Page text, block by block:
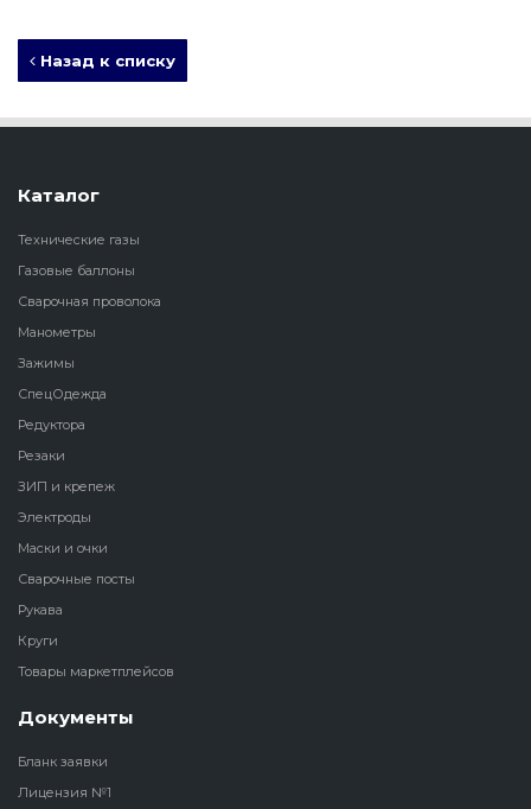
Назад к списку
Каталог
Технические газы
Газовые баллоны
Сварочная проволока
Манометры
Зажимы
СпецОдежда
Редуктора
Резаки
ЗИП и крепеж
Электроды
Маски и очки
Сварочные посты
Рукава
Круги
Товары маркетплейсов
Документы
Бланк заявки
Лицензия №1